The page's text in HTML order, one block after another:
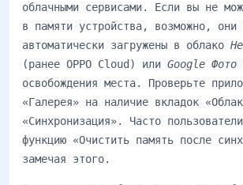
облачными сервисами. Если вы не
в памяти устройства, возможно, они
автоматически загружены в облако
(ранее OPPO Cloud) или Google Фото
освобождения места. Проверьте
«Галерея» на наличие вкладок
«Синхронизация». Часто
функцию «Очистить память после
замечая этого.